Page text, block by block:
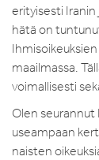
erityisesti
hätä on
maailmassa.
voimallisesti
Olen
useampaan
naisten